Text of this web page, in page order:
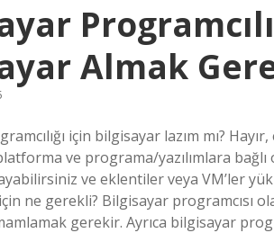
Almak
için bilgisayar lazım mı?
platforma ve programa/yazılımlara
ve eklentiler veya VM’ler
için ne gerekli? Bilgisayar
gerekir. Ayrıca bilgisayar